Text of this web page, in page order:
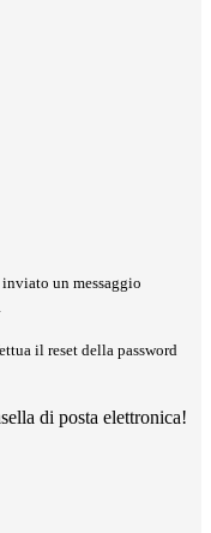
inviato un messaggio
il reset della password
di posta elettronica!